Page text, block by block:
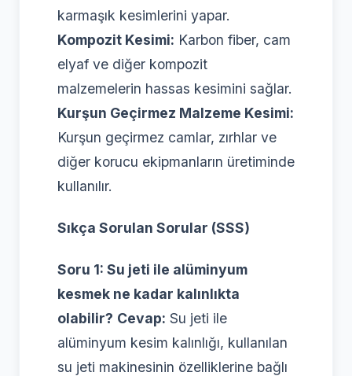
karmaşık kesimlerini yapar.
Kompozit Kesimi: Karbon fiber, cam
elyaf ve diğer kompozit
malzemelerin hassas kesimini sağlar.
Kurşun Geçirmez Malzeme Kesimi:
Kurşun geçirmez camlar, zırhlar ve
diğer korucu ekipmanların üretiminde
kullanılır.
Sıkça Sorulan Sorular (SSS)
Soru 1: Su jeti ile alüminyum
kesmek ne kadar kalınlıkta
olabilir? Cevap: Su jeti ile
alüminyum kesim kalınlığı, kullanılan
su jeti makinesinin özelliklerine bağlı